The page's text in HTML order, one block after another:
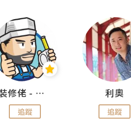
裝修佬 - 香港一站式網上裝修平台
追蹤
利奧
追蹤